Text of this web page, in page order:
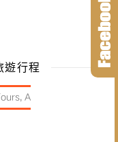
行程